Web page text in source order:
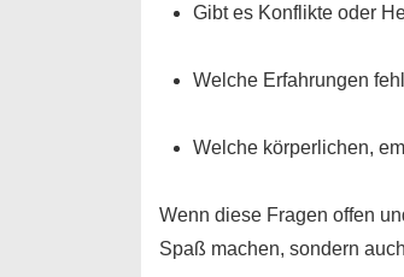
Gibt es Konflikte oder
Welche Erfahrungen
Welche körperlichen,
Wenn diese Fragen offen
Spaß machen, sondern